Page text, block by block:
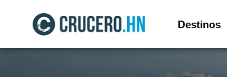
Destinos